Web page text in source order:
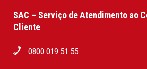
SAC – Serviço de Atendimento ao
Cliente
0800 019 51 55